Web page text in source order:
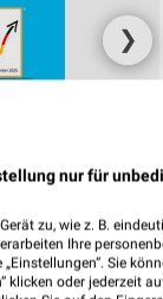
❯
nur für
zu, wie z. B.
Ihre
Sie
klicken oder jederzeit